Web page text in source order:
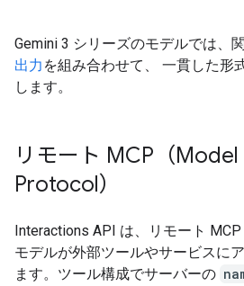
Gemini 3 シリーズのモデルでは、
出力 を組み合わせて、 一貫した形
します。
リモート MCP（
Protocol）
Interactions API は、リモート
モデルが外部ツールやサービスに
ます。ツール構成でサーバーの